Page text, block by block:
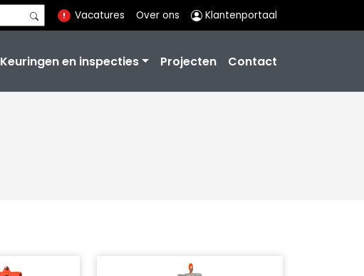
Vacatures Over ons Klantenportaal
Keuringen en inspecties Projecten Contact